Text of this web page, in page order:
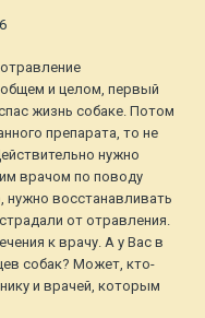
и целом, первый
жизнь собаке. Потом
препарата, то не
нужно
врачом по поводу
восстанавливать
от отравления.
к врачу. А у Вас в
собак? Может, кто-
и врачей, которым